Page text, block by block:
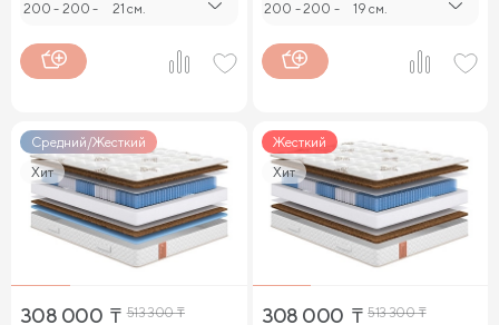
200 - 200 - 21 см. 200 -200 - 19 см.
Средний/Жесткий
Хит
308 000 ₸ 513 300₸
Жесткий
Хит
308 000 ₸ 513 300₸